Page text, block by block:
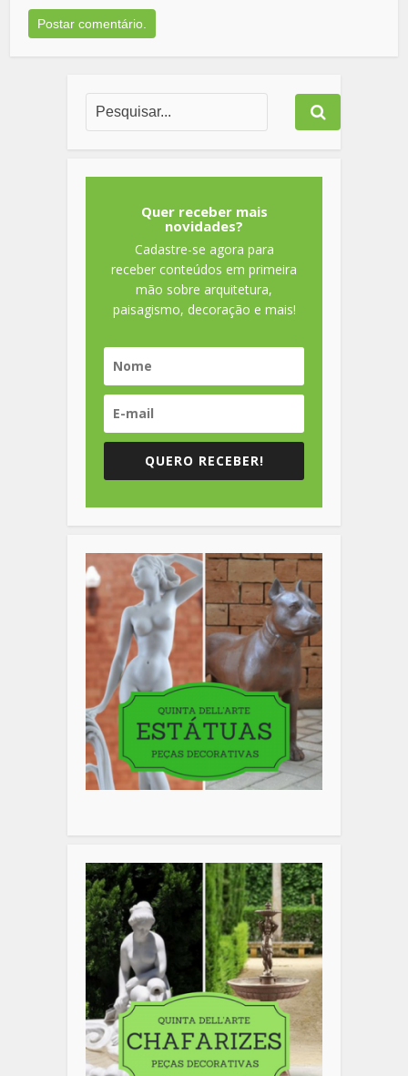
Quer receber mais
novidades?
Cadastre-se agora para
receber conteúdos em primeira
mão sobre arquitetura,
paisagismo, decoração e mais!
QUERO RECEBER!